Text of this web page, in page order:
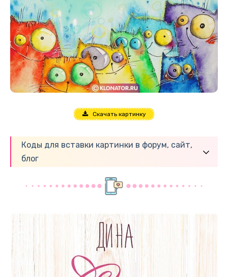
Скачать картинку
Коды для вставки картинки в форум, сайт,
блог